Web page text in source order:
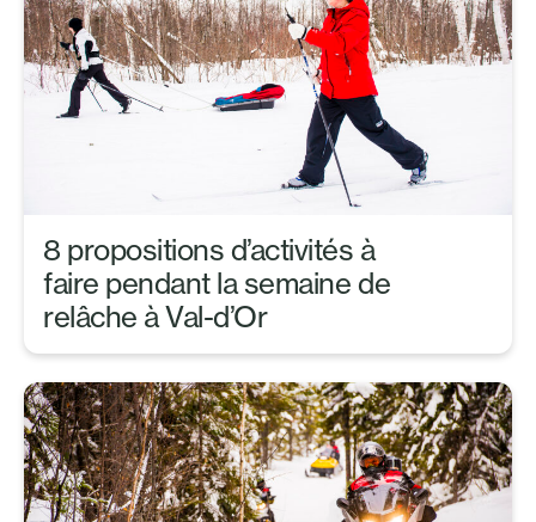
8 propositions d’activités à
faire pendant la semaine de
relâche à Val-d’Or